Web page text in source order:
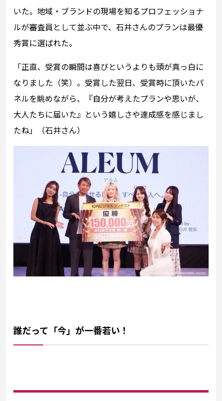
いた。地域・ブランドの現場を知るプロフェッショナ
ルが審査員として並ぶ中で、石井さんのプランは最優
秀賞に選ばれた。
「正直、受賞の瞬間は喜びというよりも頭が真っ白に
なりました（笑）。受賞した翌日、受賞時に頂いたパ
ネルを眺めながら、『自分が考えたプランや思いが、
大人たちに届いた』という嬉しさや達成感を感じまし
たね」（石井さん）
誰だって「今」が一番若い！